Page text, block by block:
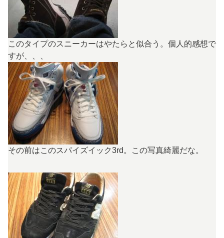
このタイプのスニーカーはやたらと似合う。個人的感想で
すが、、、
その前はこのスパイズイック3rd。この写真綺麗だな。